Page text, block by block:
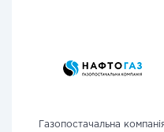
Газопостачальна